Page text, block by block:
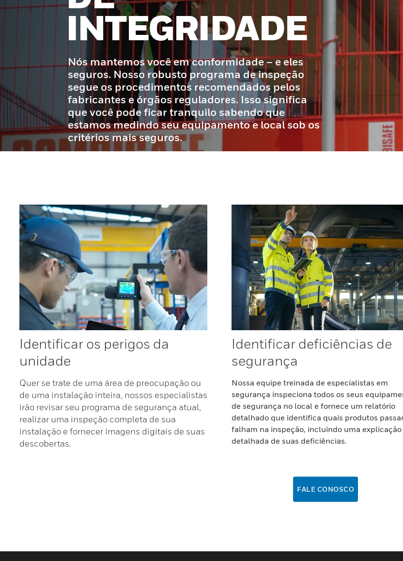
INTEGRIDADE
Nós mantemos você em conformidade – e eles
seguros. Nosso robusto programa de inspeção
segue os procedimentos recomendados pelos
fabricantes e órgãos reguladores. Isso significa
que você pode ficar tranquilo sabendo que
estamos medindo seu equipamento e local sob os
critérios mais seguros.
Identificar os perigos da
unidade
Quer se trate de uma área de preocupação ou
de uma instalação inteira, nossos especialistas
irão revisar seu programa de segurança atual,
realizar uma inspeção completa de sua
instalação e fornecer imagens digitais de suas
descobertas.
Identificar deficiências de
segurança
Nossa equipe treinada de especialistas em
segurança inspeciona todos os seus
de segurança no local e fornece um relatório
detalhado que identifica quais produtos
falham na inspeção, incluindo uma explicação
detalhada de suas deficiências.
FALE CONOSCO